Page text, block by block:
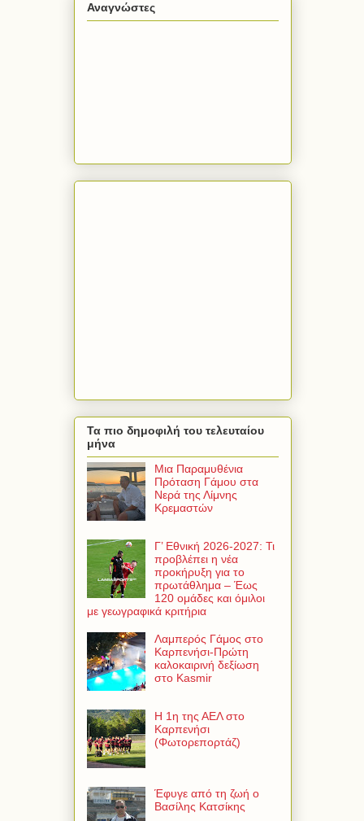
Αναγνώστες
Τα πιο δημοφιλή του τελευταίου
μήνα
Μια Παραμυθένια
Πρόταση Γάμου στα
Νερά της Λίμνης
Κρεμαστών
Γ’ Εθνική 2026-2027: Τι
προβλέπει η νέα
προκήρυξη για το
πρωτάθλημα – Έως
120 ομάδες και όμιλοι
με γεωγραφικά κριτήρια
Λαμπερός Γάμος στο
Καρπενήσι-Πρώτη
καλοκαιρινή δεξίωση
στο Kasmir
Η 1η της ΑΕΛ στο
Καρπενήσι
(Φωτορεπορτάζ)
Έφυγε από τη ζωή ο
Βασίλης Κατσίκης